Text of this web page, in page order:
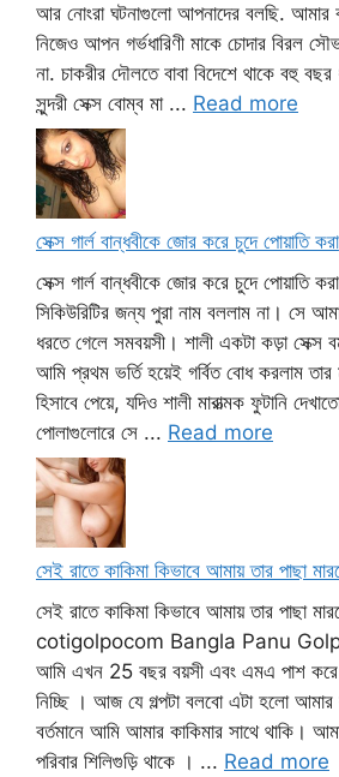
আর নোংরা ঘটনাগুলো আপনাদের বলছি. আমার
নিজেও আপন গর্ভধারিণী মাকে চোদার বিরল
না. চাকরীর দৌলতে বাবা বিদেশে থাকে বহু
সুন্দরী সেক্স বোম্ব মা ... Read more
সেক্স গার্ল বান্ধবীকে জোর করে চুদে পোয়াতি করা
সেক্স গার্ল বান্ধবীকে জোর করে চুদে পোয়াতি
সিকিউরিটির জন্য পুরা নাম বললাম না। সে
ধরতে গেলে সমবয়সী। শালী একটা কড়া
আমি প্রথম ভর্তি হয়েই গর্বিত বোধ করলাম
হিসাবে পেয়ে, যদিও শালী মারাত্মক ফুটানি
পোলাগুলোরে সে ... Read more
সেই রাতে কাকিমা কিভাবে আমায় তার পাছা
সেই রাতে কাকিমা কিভাবে আমায় তার পাছা
cotigolpocom Bangla Panu Golpo
আমি এখন 25 বছর বয়সী এবং এমএ পাশ করে
নিচ্ছি । আজ যে গল্পটা বলবো এটা হলো আমার
বর্তমানে আমি আমার কাকিমার সাথে থাকি।
পরিবার শিলিগুড়ি থাকে । ... Read more